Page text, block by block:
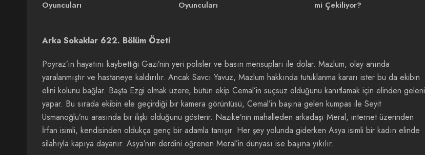
Oyuncuları
Oyuncuları
mi Çekiliyor?
Arka Sokaklar 622. Bölüm Özeti
Poyraz’ın hayatını kaybettiği Gazi’nin yeri polisler ve basın mensupları ile dolar. Mazlum, olay anında
yaralanmıştır ve hastaneye kaldırılır. Ancak Savcı Yavuz, Mazlum hakkında tutuklanma kararı ister bu da ekibin
elini kolunu bağlar. Başta Ezgi olmak üzere, bütün ekip Cemal’in suçsuz olduğunu kanıtlamak için elinden geleni
yapar. Bu sırada ekibin ele geçirdiği bir kamera görüntüsü, Cemal’in başına gelen kumpas ile Seyit
Usmanoğlu’nu arasında bir ilişki olduğunu gösterir. Nazike’nin mahalleden arkadaşı Meral, internet üzerinden
İrfan isimli, kendisinden oldukça genç bir adamla tanışır. Her şey yolunda giderken Asya isimli bir kadın elinde
silahıyla kapıya dayanır. Asya’nın derdini öğrenen Meral’in dünyası ise başına yıkılır.